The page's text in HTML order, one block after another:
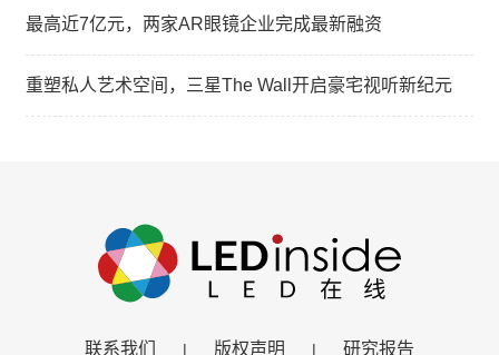
最高近7亿元，两家AR眼镜企业完成最新融资
重塑私人艺术空间，三星The Wall开启豪宅视听新纪元
联系我们 | 版权声明 | 研究报告